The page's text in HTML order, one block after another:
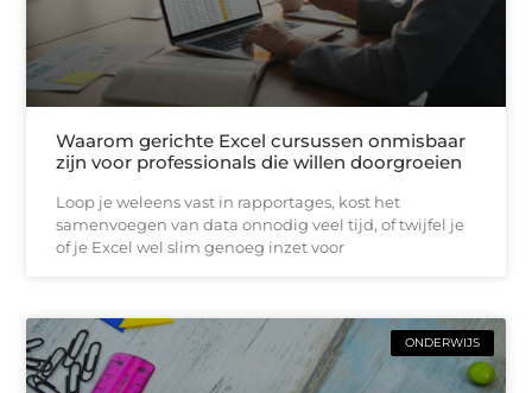
Waarom gerichte Excel cursussen onmisbaar
zijn voor professionals die willen doorgroeien
Loop je weleens vast in rapportages, kost het
samenvoegen van data onnodig veel tijd, of twijfel je
of je Excel wel slim genoeg inzet voor
ONDERWIJS